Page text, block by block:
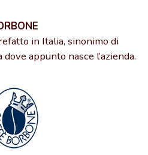
in Italia, sinonimo di
appunto nasce l’azienda.